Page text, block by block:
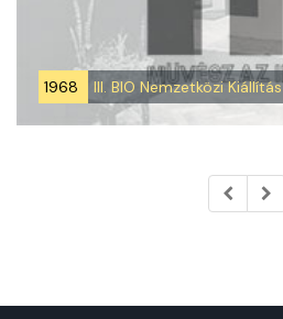
1968 III. BIO Nemzetközi Kiállítás